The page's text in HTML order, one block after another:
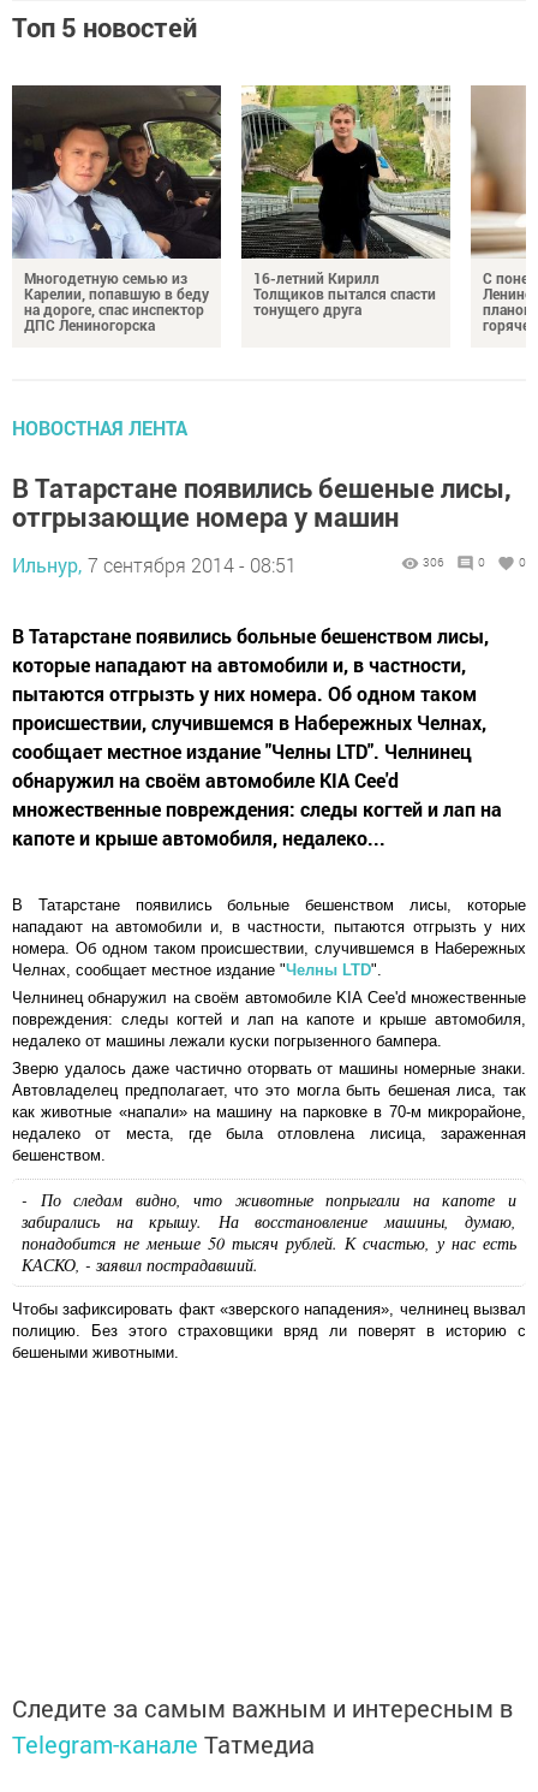
Топ 5 новостей
Многодетную семью из
Карелии, попавшую в беду
на дороге, спас инспектор
ДПС Лениногорска
16-летний Кирилл
Толщиков пытался спасти
тонущего друга
С
НОВОСТНАЯ ЛЕНТА
В Татарстане появились бешеные лисы,
отгрызающие номера у машин
Ильнур, 7 сентября 2014 - 08:51 306 0 0
В Татарстане появились больные бешенством лисы,
которые нападают на автомобили и, в частности,
пытаются отгрызть у них номера. Об одном таком
происшествии, случившемся в Набережных Челнах,
сообщает местное издание "Челны LTD". Челнинец
обнаружил на своём автомобиле KIA Cee'd
множественные повреждения: следы когтей и лап на
капоте и крыше автомобиля, недалеко...
В Татарстане появились больные бешенством лисы, которые
нападают на автомобили и, в частности, пытаются отгрызть у них
номера. Об одном таком происшествии, случившемся в Набережных
Челнах, сообщает местное издание "Челны LTD".
Челнинец обнаружил на своём автомобиле KIA Cee'd множественные
повреждения: следы когтей и лап на капоте и крыше автомобиля,
недалеко от машины лежали куски погрызенного бампера.
Зверю удалось даже частично оторвать от машины номерные знаки.
Автовладелец предполагает, что это могла быть бешеная лиса, так
как животные «напали» на машину на парковке в 70-м микрорайоне,
недалеко от места, где была отловлена лисица, зараженная
бешенством.
- По следам видно, что животные попрыгали на капоте и
забирались на крышу. На восстановление машины, думаю,
понадобится не меньше 50 тысяч рублей. К счастью, у нас есть
КАСКО, - заявил пострадавший.
Чтобы зафиксировать факт «зверского нападения», челнинец вызвал
полицию. Без этого страховщики вряд ли поверят в историю с
бешеными животными.
Следите за самым важным и интересным в
Telegram-канале Татмедиа